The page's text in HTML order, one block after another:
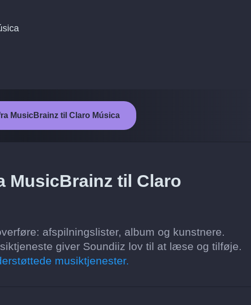
MusicBrainz til Claro Música
MusicBrainz til Claro
afspilningslister, album og kunstnere.
giver Soundiiz lov til at læse og tilføje.
musiktjenester.